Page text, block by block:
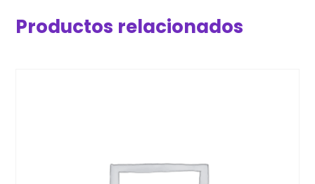
Productos relacionados